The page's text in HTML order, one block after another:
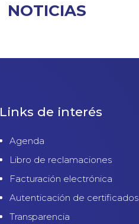
NOTICIAS
Links de interés
Agenda
Libro de reclamaciones
Facturación electrónica
Autenticación de certificados
Transparencia